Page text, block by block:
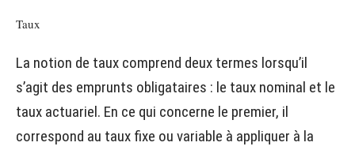
Taux
La notion de taux comprend deux termes lorsqu’il
s’agit des emprunts obligataires : le taux nominal et le
taux actuariel. En ce qui concerne le premier, il
correspond au taux fixe ou variable à appliquer à la